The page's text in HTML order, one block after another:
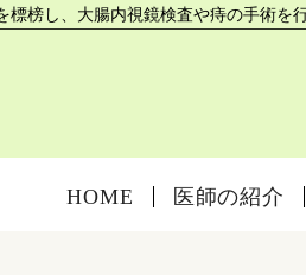
榜し、大腸内視鏡検査や痔の手術を
HOME 医師の紹介